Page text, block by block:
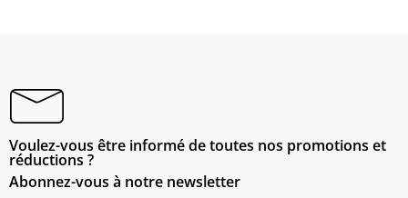
Voulez-vous être informé de toutes nos promotions et
réductions ?
Abonnez-vous à notre newsletter